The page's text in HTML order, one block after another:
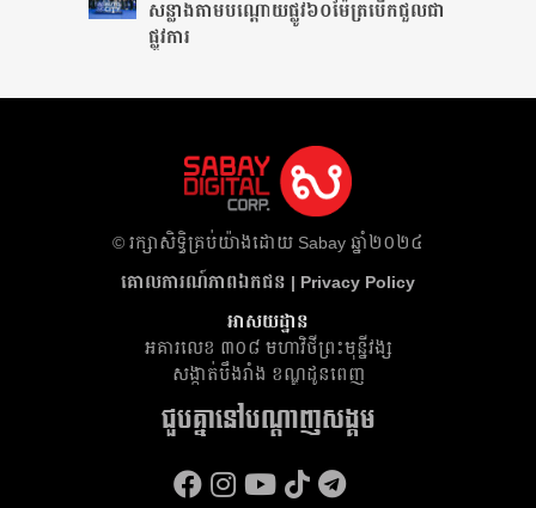
សន្លាង​តាមបណ្តោយផ្លូវ​​៦០ម៉ែត្រ​បើកជួលជា
ផ្លូវការ
​© រក្សា​សិទ្ធិ​គ្រប់​យ៉ាង​ដោយ​ Sabay ឆ្នាំ​២០២៤
គោលការណ៍​ភាព​ឯកជន | Privacy Policy
អាសយដ្ឋាន
អគារ​លេខ ៣០៨ មហាវិថីព្រះមុន្នីវង្ស
សង្កាត់បឹងរាំង ខណ្ឌដូនពេញ
ជួបគ្នានៅបណ្តាញសង្គម